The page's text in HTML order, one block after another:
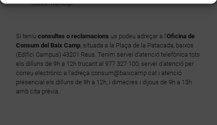
vostre municipi.
Si teniu consultes o reclamacions us podeu adreçar a l'Oficina de
Consum del Baix Camp, situada a la Plaça de la Patacada, baixos
(Edifici Campus) 43201 Reus. Tenim servei d'atenció telefònica tots
els dilluns de 9h a 12h trucant al 977 327 100, servei d'atenció per
correu electrònic a l'adreça consum@baixcamp.cat i atenció
presencial els dilluns de 9h a 12h, i dimecres i dijous de 9h a 13h
amb cita prèvia.